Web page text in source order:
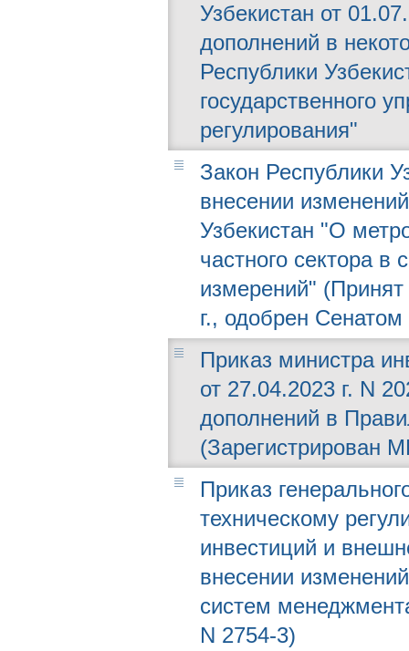
Узбекистан от
дополнений в
Республики
государственного
регулирования"
Закон Республики
внесении
Узбекистан "О
частного сектора в
измерений"
г., одобрен Сенатом
Приказ министра
от 27.04.2023 г. N
дополнений в
(Зарегистрирован
Приказ
техническому
инвестиций и
внесении
систем
N 2754-3)